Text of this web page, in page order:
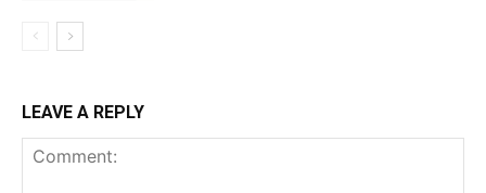
LEAVE A REPLY